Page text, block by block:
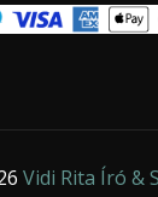
Vidi Rita Író &